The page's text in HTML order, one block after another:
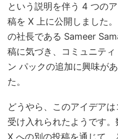
という説明を伴う 4 つの
稿を X 上に公開しました
の社長である Sameer
稿に気づき、コミュニテ
ン パックの追加に興味が
た。
どうやら、このアイデア
受け入れられたようです
X への別の投稿を通じて